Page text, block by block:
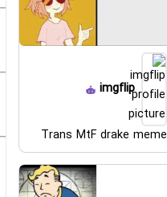
imgflip
Trans MtF drake meme